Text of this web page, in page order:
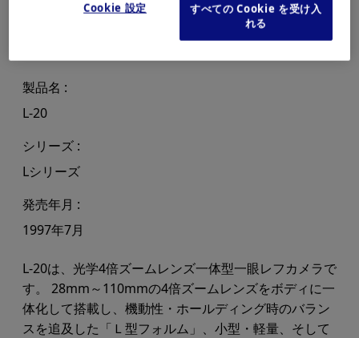
製品名
L-20
シリーズ
Lシリーズ
発売年月
1997年7月
L-20は、光学4倍ズームレンズ一体型一眼レフカメラで
す。 28mm～110mmの4倍ズームレンズをボディに一
体化して搭載し、機動性・ホールディング時のバラン
スを追及した「Ｌ型フォルム」、小型・軽量、そして
Cookie 設定
すべての Cookie を受け入
れる